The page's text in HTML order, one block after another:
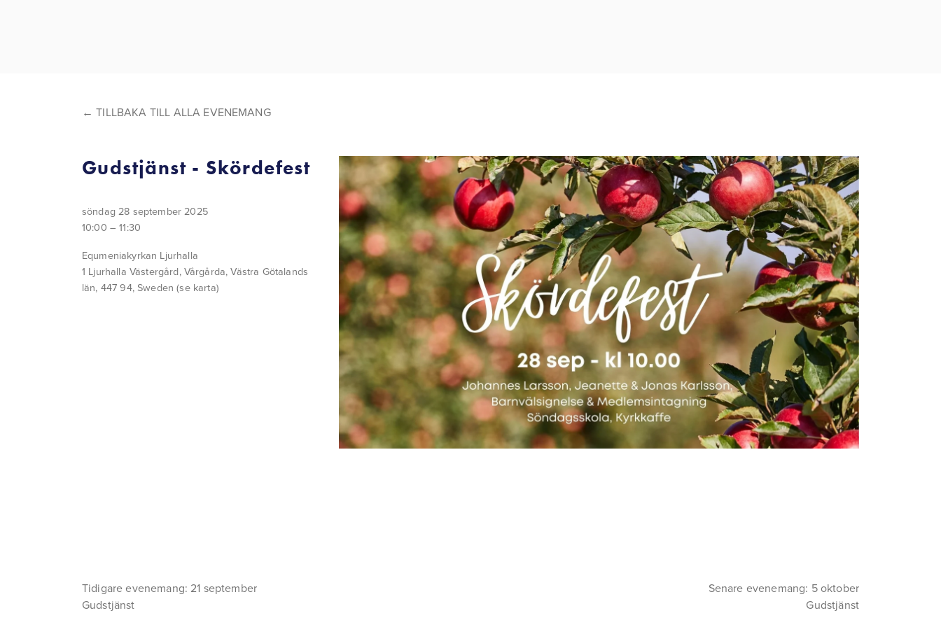
TILLBAKA TILL ALLA EVENEMANG
Gudstjänst - Skördefest
söndag 28 september 2025
10:00
11:30
Equmeniakyrkan Ljurhalla
1 Ljurhalla Västergård Vårgårda, Västra Götalands
län, 447 94 Sweden (se karta)
Tidigare evenemang: 21 september
Gudstjänst
Senare evenemang: 5 oktober
Gudstjänst